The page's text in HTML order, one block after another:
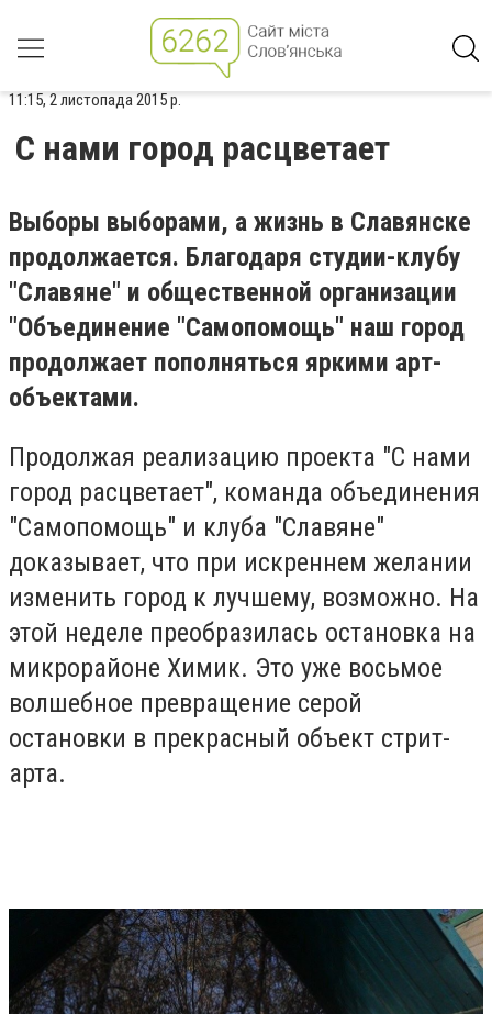
11:15, 2 листопада 2015 р.
С нами город расцветает
Выборы выборами, а жизнь в Славянске
продолжается. Благодаря студии-клубу
"Славяне" и общественной организации
"Объединение "Самопомощь" наш город
продолжает пополняться яркими арт-
объектами.
Продолжая реализацию проекта "С нами
город расцветает", команда объединения
"Самопомощь" и клуба "Славяне"
доказывает, что при искреннем желании
изменить город к лучшему, возможно. На
этой неделе преобразилась остановка на
микрорайоне Химик. Это уже восьмое
волшебное превращение серой
остановки в прекрасный объект стрит-
арта.